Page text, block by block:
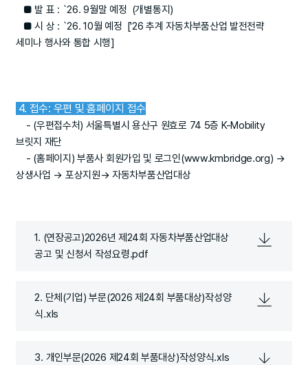
■ 발 표 : `26. 9월말 예정 (개별통지)
■ 시 상 : `26. 10월 예정 ['26 추계 자동차부품산업 발전전략
세미나 행사와 통합 시행]
4. 접수: 우편 및 홈페이지 접수
- (우편접수처) 서울특별시 용산구 원효로 74 5층 K-Mobility
브릿지 재단
- (홈페이지) 부품사 회원가입 및 로그인(www.kmbridge.org) →
상생사업 → 포상지원→ 자동차부품산업대상
1. (연장공고)2026년 제24회 자동차부품산업대상
공고 및 신청서 작성요령.pdf
2. 단체(기업) 부문(2026 제24회 부품대상)작성양
식.xls
3. 개인부문(2026 제24회 부품대상)작성양식.xls